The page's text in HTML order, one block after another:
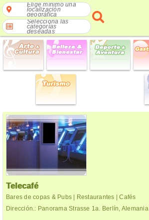
Elige mínimo una
localización
geográfica
Selecciona las
categorías
deseadas
Telecafé
Bares de copas & Pubs | Restaurantes | Cafés
Dirección.: Panorama Strasse 1a. Berlín, Alemania